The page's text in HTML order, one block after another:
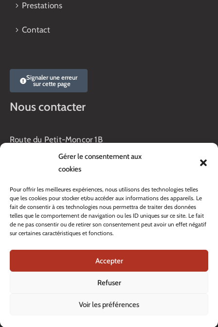
Gérer le consentement aux
cookies
Pour offrir les meilleures expériences, nous utilisons des technologies telles
que les cookies pour stocker et/ou accéder aux informations des appareils. Le
fait de consentir à ces technologies nous permettra de traiter des données
telles que le comportement de navigation ou les ID uniques sur ce site. Le fait
de ne pas consentir ou de retirer son consentement peut avoir un effet négatif
sur certaines caractéristiques et fonctions.
Accepter
Refuser
Voir les préférences
Prestations
Contact
Signaler une erreur
sur cette page
Nous contacter
Route du Petit-Moncor 1B
Case postale 176
Lundi au jeudi :
8h00 – 11h30
13h45 – 17h00
Vendredi :
8h00 – 16h00
+41 26 408 33 33
Contacter nos services